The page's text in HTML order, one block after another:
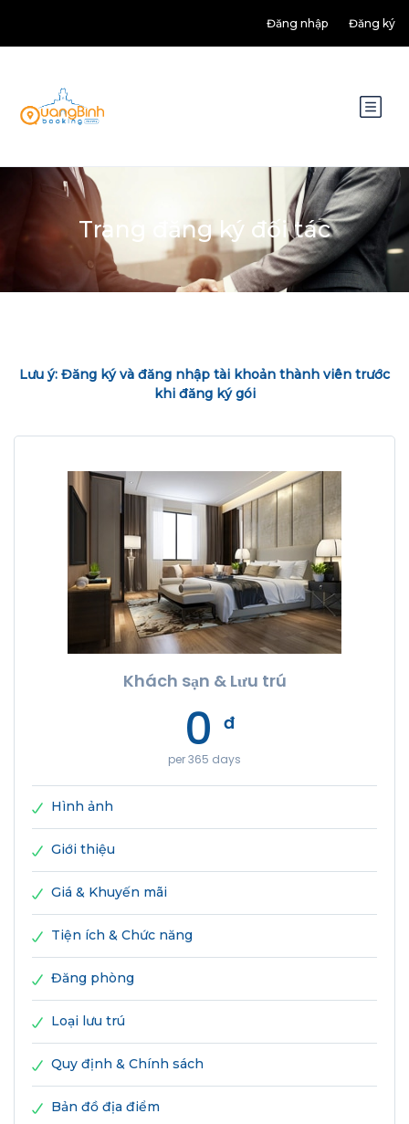
Đăng nhập Đăng ký
Trang đăng ký đối tác
Lưu ý: Đăng ký và đăng nhập tài khoản thành viên trước
khi đăng ký gói
Khách sạn & Lưu trú
0 đ
per 365 days
Hình ảnh
Giới thiệu
Giá & Khuyến mãi
Tiện ích & Chức năng
Đăng phòng
Loại lưu trú
Quy định & Chính sách
Bản đồ địa điểm